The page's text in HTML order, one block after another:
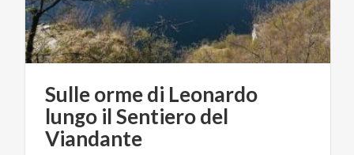
Sulle orme di Leonardo
lungo il Sentiero del
Viandante